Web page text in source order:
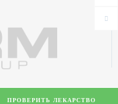
ПРОВЕРИТЬ ЛЕКАРСТВО